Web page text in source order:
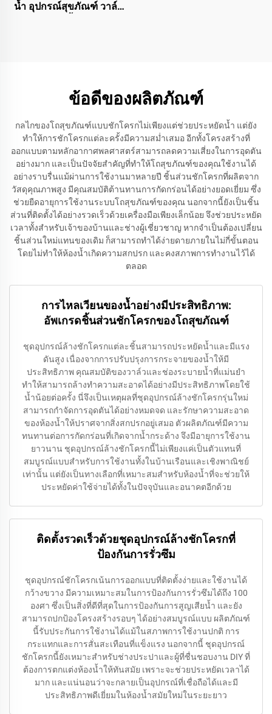
น้ำ อุปกรณ์สุขภัณฑ์ วาล์ว
ข้อดีของผลิตภัณฑ์
กลไกของโถสุขภัณฑ์แบบชักโครกไม่เพียงแต่ช่วยประหยัดน้ำ แต่ยัง
ทำให้การชักโครกแต่ละครั้งมีความสม่ำเสมอ อีกทั้งโครงสร้างที่
ออกแบบตามหลักอากาศพลศาสตร์สามารถลดความเสี่ยงในการอุดตัน
อย่างมาก และเป็นปัจจัยสำคัญที่ทำให้โถสุขภัณฑ์ของคุณใช้งานได้
อย่างราบรื่นแม้ผ่านการใช้งานมาหลายปี ชิ้นส่วนชักโครกที่ผลิตจาก
วัสดุคุณภาพสูง มีคุณสมบัติต้านทานการกัดกร่อนได้อย่างยอดเยี่ยม ซึ่ง
ช่วยยืดอายุการใช้งานระบบโถสุขภัณฑ์ของคุณ นอกจากนี้ยังเป็นชิ้น
ส่วนที่ติดตั้งได้อย่างรวดเร็วด้วยเครื่องมือเพียงเล็กน้อย จึงช่วยประหยัด
เวลาทั้งสำหรับเจ้าของบ้านและช่างผู้เชี่ยวชาญ หากจำเป็นต้องเปลี่ยน
ชิ้นส่วนใหม่แทนของเดิม ก็สามารถทำได้ง่ายดายภายในไม่กี่ขั้นตอน
โดยไม่ทำให้ห้องน้ำเกิดความสกปรก และคงสภาพการทำงานไว้ได้
ตลอด
การไหลเวียนของน้ำอย่างมีประสิทธิภาพ:
อัพเกรดชิ้นส่วนชักโครกของโถสุขภัณฑ์
ชุดอุปกรณ์ล้างชักโครกแต่ละชิ้นสามารถประหยัดน้ำและมีแรง
ดันสูง เนื่องจากการปรับปรุงการกระจายของน้ำให้มี
ประสิทธิภาพ คุณสมบัติของวาล์วและช่องระบายน้ำที่แม่นยำ
ทำให้สามารถล้างทำความสะอาดได้อย่างมีประสิทธิภาพโดยใช้
น้ำน้อยต่อครั้ง นี่จึงเป็นเหตุผลที่ชุดอุปกรณ์ล้างชักโครกรุ่นใหม่
สามารถกำจัดการอุดตันได้อย่างหมดจด และรักษาความสะอาด
ของห้องน้ำให้ปราศจากสิ่งสกปรกอยู่เสมอ ตัวผลิตภัณฑ์มีความ
ทนทานต่อการกัดกร่อนที่เกิดจากน้ำกระด้าง จึงมีอายุการใช้งาน
ยาวนาน ชุดอุปกรณ์ล้างชักโครกนี้ไม่เพียงแค่เป็นตัวแทนที่
สมบูรณ์แบบสำหรับการใช้งานทั้งในบ้านเรือนและเชิงพาณิชย์
เท่านั้น แต่ยังเป็นทางเลือกที่เหมาะสมสำหรับห้องน้ำที่จะช่วยให้
ประหยัดค่าใช้จ่ายได้ทั้งในปัจจุบันและอนาคตอีกด้วย
ติดตั้งรวดเร็วด้วยชุดอุปกรณ์ล้างชักโครกที่
ป้องกันการรั่วซึม
ชุดอุปกรณ์ชักโครกเน้นการออกแบบที่ติดตั้งง่ายและใช้งานได้
กว้างขวาง มีความเหมาะสมในการป้องกันการรั่วซึมได้ถึง 100
องศา ซึ่งเป็นสิ่งที่ดีที่สุดในการป้องกันการสูญเสียน้ำ และยัง
สามารถปกป้องโครงสร้างรอบๆ ได้อย่างสมบูรณ์แบบ ผลิตภัณฑ์
นี้รับประกันการใช้งานได้แม้ในสภาพการใช้งานปกติ การ
กระแทกและการสั่นสะเทือนที่แข็งแรง นอกจากนี้ ชุดอุปกรณ์
ชักโครกนี้ยังเหมาะสำหรับช่างประปาและผู้ที่ชื่นชอบงาน DIY ที่
ต้องการตกแต่งห้องน้ำให้ทันสมัย เพราะจะช่วยประหยัดเวลาได้
มาก และแน่นอนว่าจะกลายเป็นอุปกรณ์ที่เชื่อถือได้และมี
ประสิทธิภาพดีเยี่ยมในห้องน้ำสมัยใหม่ในระยะยาว